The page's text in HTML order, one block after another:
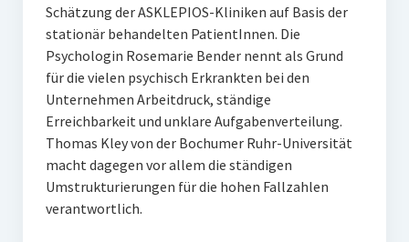
Schätzung der ASKLEPIOS-Kliniken auf Basis der
stationär behandelten PatientInnen. Die
Psychologin Rosemarie Bender nennt als Grund
für die vielen psychisch Erkrankten bei den
Unternehmen Arbeitdruck, ständige
Erreichbarkeit und unklare Aufgabenverteilung.
Thomas Kley von der Bochumer Ruhr-Universität
macht dagegen vor allem die ständigen
Umstrukturierungen für die hohen Fallzahlen
verantwortlich.